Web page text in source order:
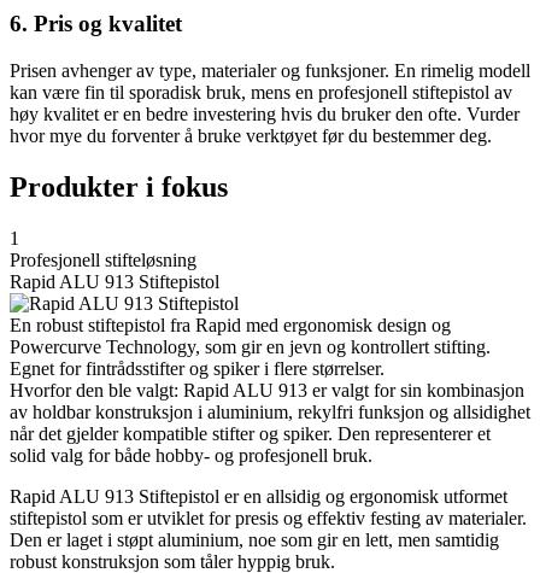
6. Pris og kvalitet
Prisen avhenger av type, materialer og funksjoner. En rimelig modell
kan være fin til sporadisk bruk, mens en profesjonell stiftepistol av
høy kvalitet er en bedre investering hvis du bruker den ofte. Vurder
hvor mye du forventer å bruke verktøyet før du bestemmer deg.
Produkter i fokus
1
Profesjonell stifteløsning
Rapid ALU 913 Stiftepistol
En robust stiftepistol fra Rapid med ergonomisk design og
Powercurve Technology, som gir en jevn og kontrollert stifting.
Egnet for fintrådsstifter og spiker i flere størrelser.
Hvorfor den ble valgt: Rapid ALU 913 er valgt for sin kombinasjon
av holdbar konstruksjon i aluminium, rekylfri funksjon og allsidighet
når det gjelder kompatible stifter og spiker. Den representerer et
solid valg for både hobby- og profesjonell bruk.
Rapid ALU 913 Stiftepistol er en allsidig og ergonomisk utformet
stiftepistol som er utviklet for presis og effektiv festing av materialer.
Den er laget i støpt aluminium, noe som gir en lett, men samtidig
robust konstruksjon som tåler hyppig bruk.